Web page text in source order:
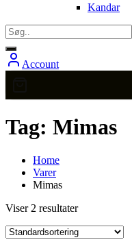
Kandar
Account
Tag: Mimas
Home
Varer
Mimas
Viser 2 resultater